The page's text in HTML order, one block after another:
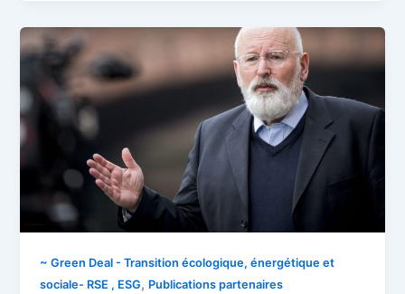
~ Green Deal - Transition écologique, énergétique et
sociale- RSE , ESG, Publications partenaires